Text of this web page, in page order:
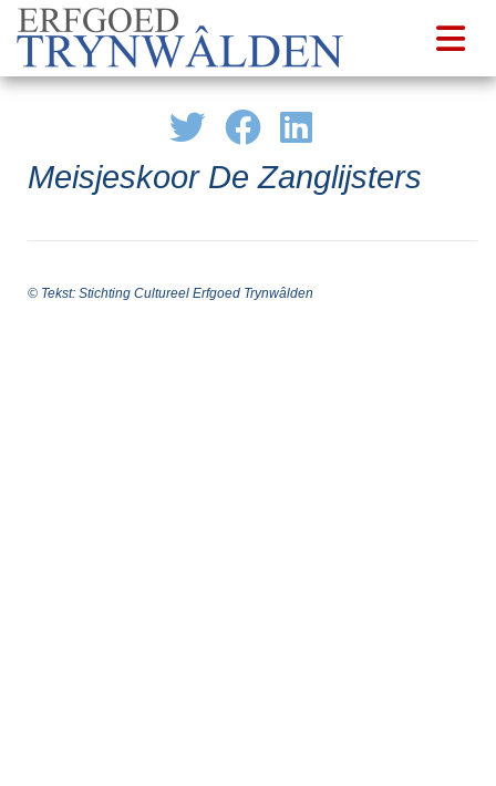
Meisjeskoor De Zanglijsters
© Tekst: Stichting Cultureel Erfgoed Trynwâlden